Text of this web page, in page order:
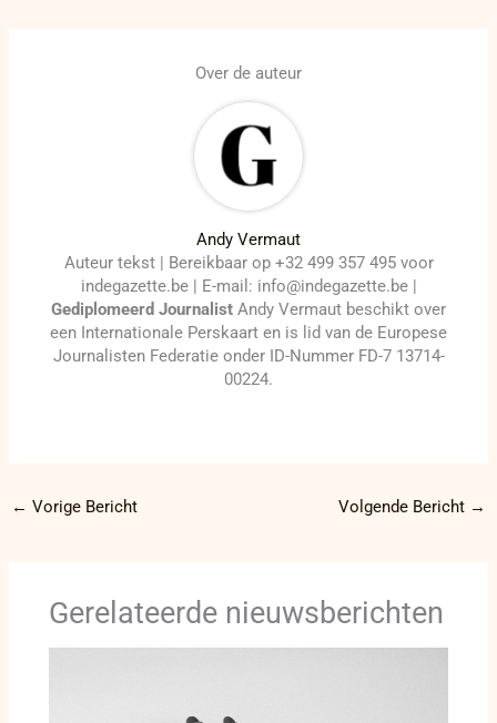
Over de auteur
Andy Vermaut
Auteur tekst | Bereikbaar op +32 499 357 495 voor
indegazette.be | E-mail: info@indegazette.be |
Gediplomeerd Journalist Andy Vermaut beschikt over
een Internationale Perskaart en is lid van de Europese
Journalisten Federatie onder ID-Nummer FD-7 13714-
00224.
← Vorige Bericht Volgende Bericht →
Gerelateerde nieuwsberichten